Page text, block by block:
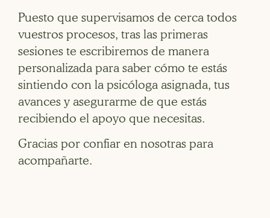
Puesto que supervisamos de cerca todos
vuestros procesos, tras las primeras
sesiones te escribiremos de manera
personalizada para saber cómo te estás
sintiendo con la psicóloga asignada, tus
avances y asegurarme de que estás
recibiendo el apoyo que necesitas.
Gracias por confiar en nosotras para
acompañarte.